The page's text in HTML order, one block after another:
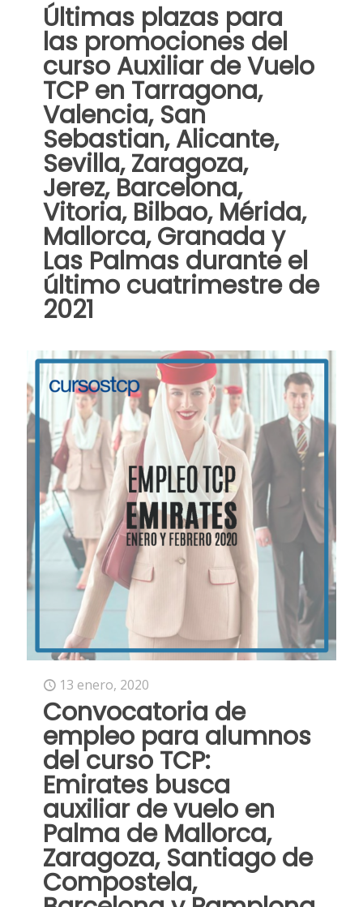
Últimas plazas para
las promociones del
curso Auxiliar de Vuelo
TCP en Tarragona,
Valencia, San
Sebastian, Alicante,
Sevilla, Zaragoza,
Jerez, Barcelona,
Vitoria, Bilbao, Mérida,
Mallorca, Granada y
Las Palmas durante el
último cuatrimestre de
2021
13 enero, 2020
Convocatoria de
empleo para alumnos
del curso TCP:
Emirates busca
auxiliar de vuelo en
Palma de Mallorca,
Zaragoza, Santiago de
Compostela,